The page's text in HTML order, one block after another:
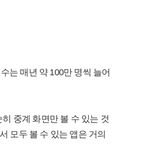
는 매년 약 100만 명씩 늘어
중계 화면만 볼 수 있는 것
모두 볼 수 있는 앱은 거의